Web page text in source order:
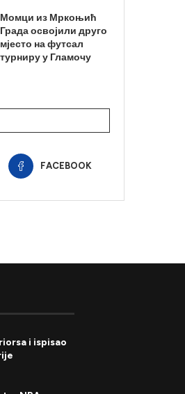
Момци из Мркоњић
Града освојили друго
мјесто на футсал
турниру у Гламочу
FACEBOOK
i ispisao